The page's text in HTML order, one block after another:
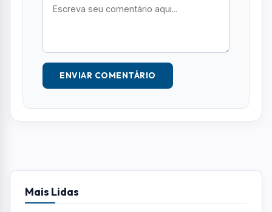
ENVIAR COMENTÁRIO
Mais Lidas